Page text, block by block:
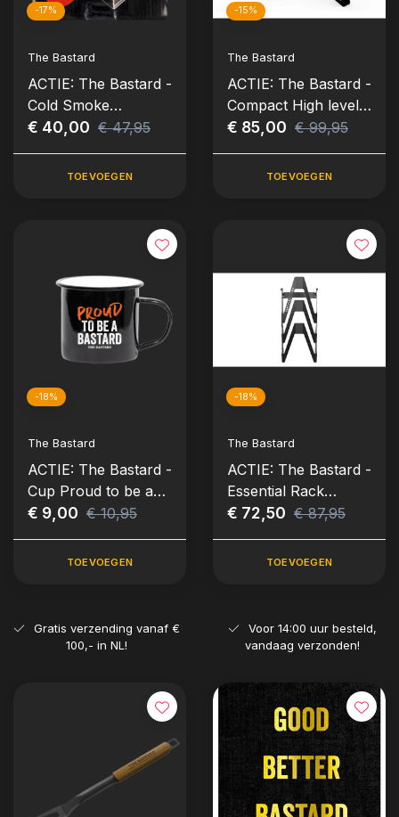
-17%
The Bastard
ACTIE: The Bastard -
Cold Smoke
Generator Kit
€ 40,00 € 47,95
TOEVOEGEN
-15%
The Bastard
ACTIE: The Bastard -
Compact High level
Stand
€ 85,00 € 99,95
TOEVOEGEN
-18%
The Bastard
ACTIE: The Bastard -
Cup Proud to be a
Bastard
€ 9,00 € 10,95
TOEVOEGEN
-18%
The Bastard
ACTIE: The Bastard -
Essential Rack
Medium
€ 72,50 € 87,95
TOEVOEGEN
Gratis verzending vanaf €
100,- in NL!
Voor 14:00 uur besteld,
vandaag verzonden!